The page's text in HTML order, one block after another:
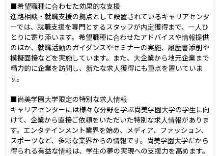
■希望職種に合わせた効果的な支援
進路相談・就職支援の拠点として設置されているキャリアセンタ
ーでは、就職支援を専門とするスタッフが内定獲得まで、一人ひ
とりに寄り添います。希望職種に合わせたアドバイスや情報提供
のほか、就職活動のガイダンスやセミナーの実施、履歴書添削や
模擬面接などを実施しています。また、大企業から地元企業まで
精力的に企業を訪問し、新たな求人獲得にも重点を置いていま
す。
■尚美学園大学限定の特別な求人情報
キャリアセンターには様々な分野を学ぶ尚美学園大学の学生に向
けて、企業から直接ご依頼をいただいた特別な求人情報がありま
す。エンタテインメント業界を始め、メディア、ファッション、
スポーツなど、多彩な業界からの情報です。尚美学園大学だから
得られる有益な情報は、学生の夢の実現への支援力を高めます。